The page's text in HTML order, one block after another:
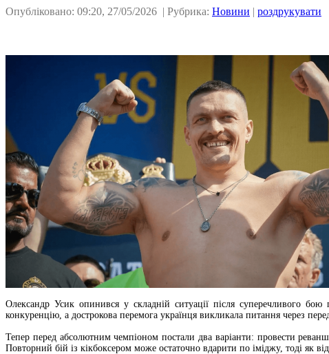
Опубліковано: 09:20, 27/05/2026 | Рубрика: Новини | роздрукувати
Олександр Усик опинився у складній ситуації після суперечливого
конкуренцію, а дострокова перемога українця викликала питання через
Тепер перед абсолютним чемпіоном постали два варіанти: провести
Повторний бій із кікбоксером може остаточно вдарити по іміджу, тоді як